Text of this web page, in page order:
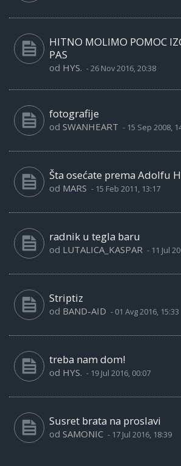
HITNO MOLIMO POMOC
PAS
od HYS. -26 Nov 2016, 20:38
fotografije
od SWANHEART - 15 Sep 2008,
Šta osećate prema Adolfu
od MARS - 15 Feb 2011, 13:17
radnik u tegla baru
od LUTALICA_KASPAR - 11 Jul
Striptiz
od BAND-AID - 01 Avg 2016, 15:33
treba nam dom!
od HYS. - 19 Jul 2016, 00:07
Susret brata na proslavi
od SAMONIC - 17 Jul 2016, 18:39